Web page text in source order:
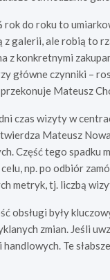
rok do roku to
z galerii, ale robią to
z konkretnymi
główne czynniki –
Mateusz
czas wizyty w
Mateusz
Część tego spadku
np. po odbiór
metryk, tj. liczbą
obsługi były
zmian. Jeśli
Te